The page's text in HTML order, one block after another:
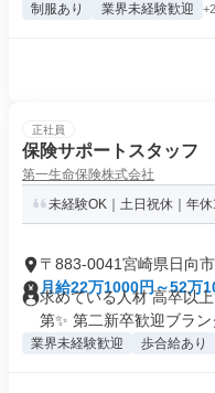
制服あり 業界未経験歓迎
正社員
保険サポートスタッフ
第一生命保険株式会社
未経験OK｜土日祝休｜年
〒883-0041宮崎県日向
月給22万1000円～52万
求めている人材 高卒以
第✨ 第二新卒歓迎ブラン
業界未経験歓迎 歩合給あり